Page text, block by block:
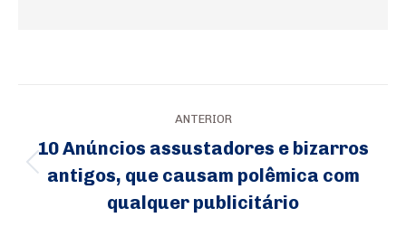
de
post:
ANTERIOR
Post
anterior:
10 Anúncios assustadores e bizarros
antigos, que causam polêmica com
qualquer publicitário